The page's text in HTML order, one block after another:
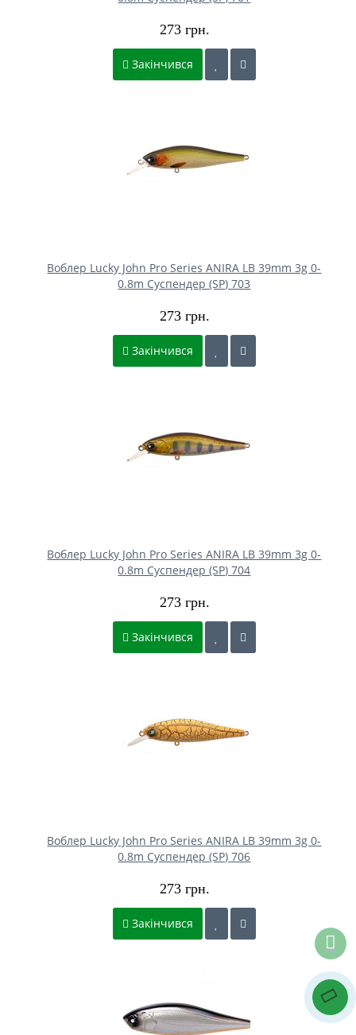
273 грн.
Закінчився
Воблер Lucky John Pro Series ANIRA LB 39mm 3g 0-
0.8m Cуспендер (SP) 703
273 грн.
Закінчився
Воблер Lucky John Pro Series ANIRA LB 39mm 3g 0-
0.8m Cуспендер (SP) 704
273 грн.
Закінчився
Воблер Lucky John Pro Series ANIRA LB 39mm 3g 0-
0.8m Cуспендер (SP) 706
273 грн.
Закінчився